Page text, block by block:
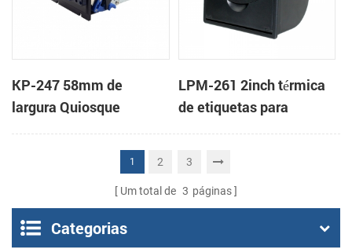
KP-247 58mm de
largura Quiosque
Impressora de recibos
LPM-261 2inch térmica
de etiquetas para
montagem em painel
1 2 3
Um total de 3 páginas
Categorias